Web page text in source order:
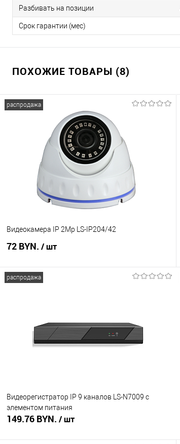
Разбивать на позиции
Срок гарантии (мес)
ПОХОЖИЕ ТОВАРЫ (8)
распродажа
Видеокамера IP 2Mp LS-IP204/42
72 BYN. / шт
В избранное
В наличии
распродажа
Видеорегистратор IP 9 каналов LS-N7009 с
элементом питания
149.76 BYN. / шт